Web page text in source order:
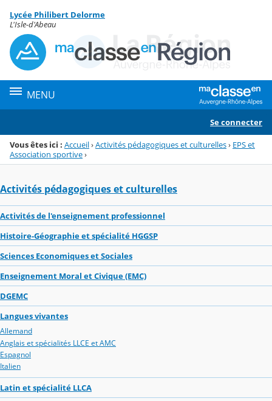
Menu de la rubrique
Contenu
Lycée Philibert Delorme
L'Isle-d'Abeau
MENU
Se connecter
Vous êtes ici : Accueil›Activités pédagogiques et culturelles› EPS et
Association sportive›
Activités pédagogiques et culturelles
Activités de l'enseignement professionnel
Histoire-Géographie et spécialité HGGSP
Sciences Economiques et Sociales
Enseignement Moral et Civique (EMC)
DGEMC
Langues vivantes
Allemand
Anglais et spécialités LLCE et AMC
Espagnol
Italien
Latin et spécialité LLCA